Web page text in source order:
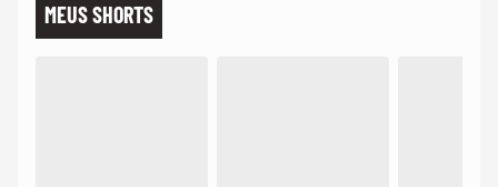
MEUS SHORTS